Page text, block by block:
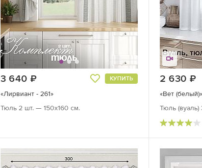
3 640 КУПИТЬ
«Лирвиант - 261»
Тюль 2 шт. — 150х160 см.
2 630
«Вет (белый)»
Тюль